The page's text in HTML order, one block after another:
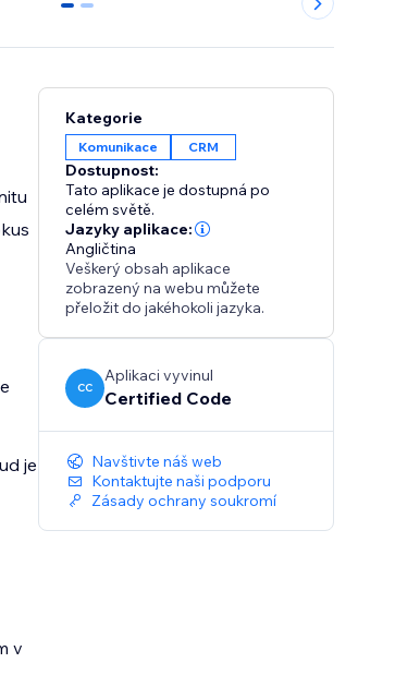
0 1
je
v
Kategorie
Komunikace CRM
Dostupnost:
Tato aplikace je dostupná po
celém světě.
Jazyky aplikace:
Angličtina
Veškerý obsah aplikace
zobrazený na webu můžete
přeložit do jakéhokoli jazyka.
CC
Aplikaci vyvinul
Certified Code
Navštivte náš web
Kontaktujte naši podporu
Zásady ochrany soukromí